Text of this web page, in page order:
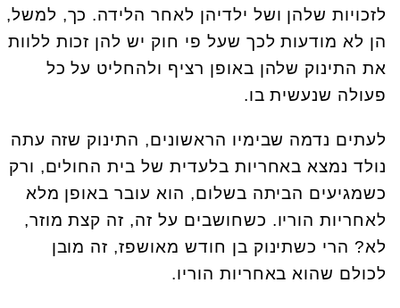
לזכויות שלהן ושל ילדיהן לאחר הלידה. כך, למשל,
הן לא מודעות לכך שעל פי חוק יש להן זכות ללוות
את התינוק שלהן באופן רציף ולהחליט על כל
פעולה שנעשית בו.
לעתים נדמה שבימיו הראשונים, התינוק שזה עתה
נולד נמצא באחריות בלעדית של בית החולים, ורק
כשמגיעים הביתה בשלום, הוא עובר באופן מלא
לאחריות הוריו. כשחושבים על זה, זה קצת מוזר,
לא? הרי כשתינוק בן חודש מאושפז, זה מובן
לכולם שהוא באחריות הוריו.